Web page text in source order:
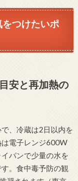
つけたいポ
安と再加熱の
、冷蔵は2日以内を
は電子レンジ600W
パンで少量の水を
。食中毒予防の観